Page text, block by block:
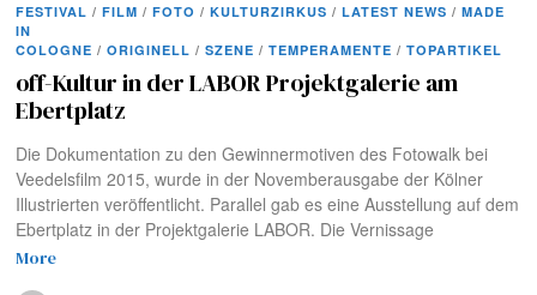
FESTIVAL / FILM / FOTO / KULTURZIRKUS / LATEST NEWS / MADE
IN
COLOGNE / ORIGINELL / SZENE / TEMPERAMENTE / TOPARTIKEL
off-Kultur in der LABOR Projektgalerie am
Ebertplatz
Die Dokumentation zu den Gewinnermotiven des Fotowalk bei
Veedelsfilm 2015, wurde in der Novemberausgabe der Kölner
Illustrierten veröffentlicht. Parallel gab es eine Ausstellung auf dem
Ebertplatz in der Projektgalerie LABOR. Die Vernissage
More